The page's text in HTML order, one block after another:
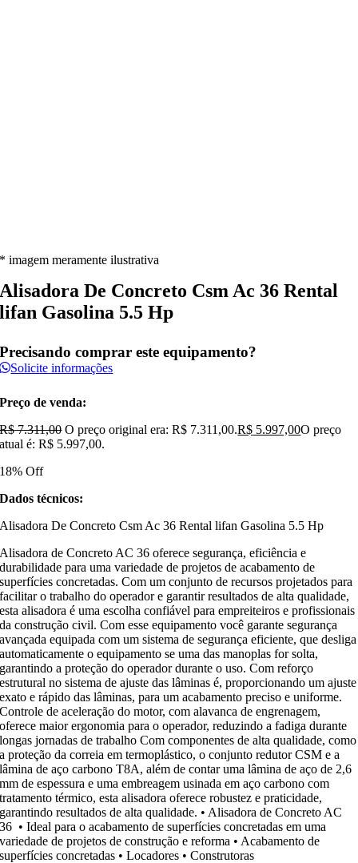
* imagem meramente ilustrativa
Alisadora De Concreto Csm Ac 36 Rental
lifan Gasolina 5.5 Hp
Precisando comprar este equipamento?
Solicite informações
Preço de venda:
R$7.311,00 O preço original era: R$ 7.311,00.R$ 5.997,00O preço
atual é: R$ 5.997,00.
18% Off
Dados técnicos:
Alisadora De Concreto Csm Ac 36 Rental lifan Gasolina 5.5 Hp
Alisadora de Concreto AC 36 oferece segurança, eficiência e
durabilidade para uma variedade de projetos de acabamento de
superfícies concretadas. Com um conjunto de recursos projetados para
facilitar o trabalho do operador e garantir resultados de alta qualidade,
esta alisadora é uma escolha confiável para empreiteiros e profissionais
da construção civil. Com esse equipamento você garante segurança
avançada equipada com um sistema de segurança eficiente, que desliga
automaticamente o equipamento se uma das manoplas for solta,
garantindo a proteção do operador durante o uso. Com reforço
estrutural no sistema de ajuste das lâminas é, proporcionando um ajuste
exato e rápido das lâminas, para um acabamento preciso e uniforme.
Controle de aceleração do motor, com alavanca de engrenagem,
oferece maior ergonomia para o operador, reduzindo a fadiga durante
longas jornadas de trabalho Com componentes de alta qualidade, como
a proteção da correia em termoplástico, o conjunto redutor CSM e a
lâmina de aço carbono T8A, além de contar uma lâmina de aço de 2,6
mm de espessura e uma embreagem usinada em aço carbono com
tratamento térmico, esta alisadora oferece robustez e praticidade,
garantindo resultados de alta qualidade. • Alisadora de Concreto AC
36 • Ideal para o acabamento de superfícies concretadas em uma
variedade de projetos de construção e reforma • Acabamento de
superfícies concretadas • Locadores • Construtoras